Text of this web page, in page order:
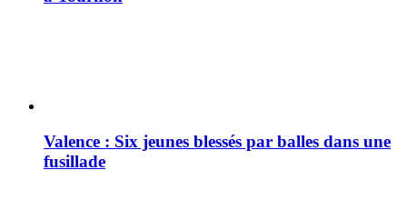
Valence : Six jeunes blessés par balles dans une
fusillade